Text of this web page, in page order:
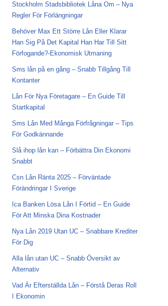
Stockholm Stadsbibliotek Låna Om – Nya
Regler För Förlängningar
Behöver Max Ett Större Lån Eller Klarar
Han Sig På Det Kapital Han Har Till Sitt
Förfogande?-Ekonomisk Utmaning
Sms lån på en gång – Snabb Tillgång Till
Kontanter
Lån För Nya Företagare – En Guide Till
Startkapital
Sms Lån Med Många Förfrågningar – Tips
För Godkännande
Slå ihop lån kan – Förbättra Din Ekonomi
Snabbt
Csn Lån Ränta 2025 – Förväntade
Förändringar I Sverige
Ica Banken Lösa Lån I Förtid – En Guide
För Att Minska Dina Kostnader
Nya Lån 2019 Utan UC – Snabbare Krediter
För Dig
Alla lån utan UC – Snabb Översikt av
Alternativ
Vad Är Efterställda Lån – Förstå Deras Roll
I Ekonomin